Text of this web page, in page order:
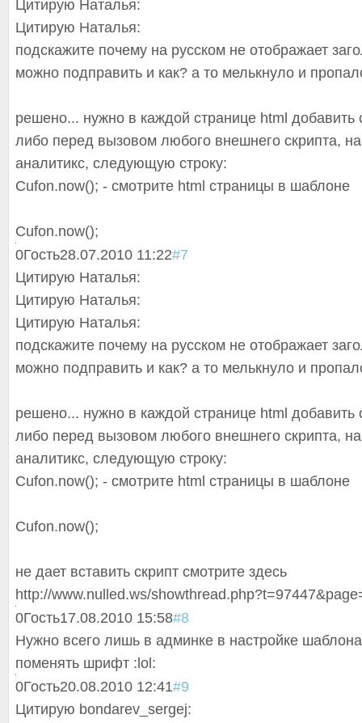
Цитирую Наталья:
Цитирую Наталья:
подскажите почему на русском не отображает
можно подправить и как? а то мелькнуло и
решено... нужно в каждой странице html добавить
либо перед вызовом любого внешнего скрипта,
аналитикс, следующую строку:
Cufon.now(); - смотрите html страницы в шаблоне
Cufon.now();
0Гость28.07.2010 11:22#7
Цитирую Наталья:
Цитирую Наталья:
Цитирую Наталья:
подскажите почему на русском не отображает
можно подправить и как? а то мелькнуло и
решено... нужно в каждой странице html добавить
либо перед вызовом любого внешнего скрипта,
аналитикс, следующую строку:
Cufon.now(); - смотрите html страницы в шаблоне
Cufon.now();
не дает вставить скрипт смотрите здесь
http://www.nulled.ws/
0Гость17.08.2010 15:58#8
Нужно всего лишь в админке в настройке
поменять шрифт :lol:
0Гость20.08.2010 12:41#9
Цитирую bondarev_sergej: